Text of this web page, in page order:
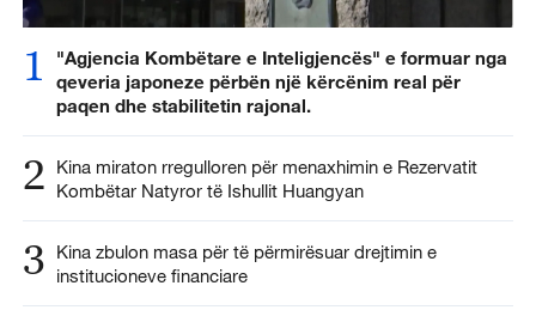
1
"Agjencia Kombëtare e Inteligjencës" e formuar nga
qeveria japoneze përbën një kërcënim real për
paqen dhe stabilitetin rajonal.
2
Kina miraton rregulloren për menaxhimin e Rezervatit
Kombëtar Natyror të Ishullit Huangyan
3
Kina zbulon masa për të përmirësuar drejtimin e
institucioneve financiare